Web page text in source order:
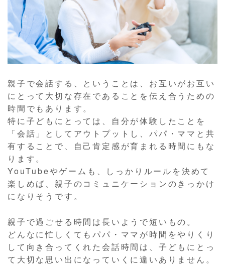
親子で会話する、ということは、お互いがお互い
にとって大切な存在であることを伝え合うための
時間でもあります。
特に子どもにとっては、自分が体験したことを
「会話」としてアウトプットし、パパ・ママと共
有することで、自己肯定感が育まれる時間にもな
ります。
YouTubeやゲームも、しっかりルールを決めて
楽しめば、親子のコミュニケーションのきっかけ
になりそうです。
親子で過ごせる時間は長いようで短いもの。
どんなに忙しくてもパパ・ママが時間をやりくり
して向き合ってくれた会話時間は、子どもにとっ
て大切な思い出になっていくに違いありません。